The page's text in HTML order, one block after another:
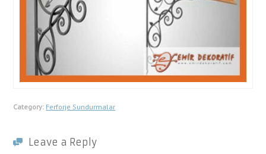
Category: Ferforje Sundurmalar
Leave a Reply